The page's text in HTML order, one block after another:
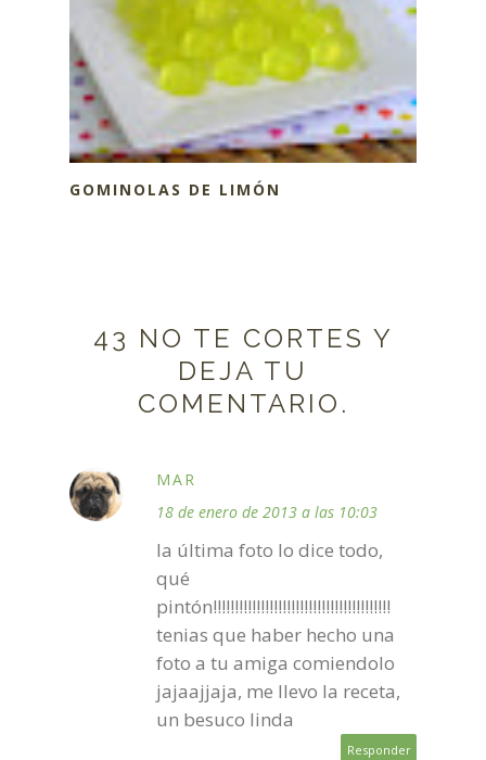
GOMINOLAS DE LIMÓN
43 NO TE CORTES Y
DEJA TU
COMENTARIO.
MAR
18 de enero de 2013 a las 10:03
la última foto lo dice todo,
qué
pintón!!!!!!!!!!!!!!!!!!!!!!!!!!!!!!!!!!!!!!!!!
tenias que haber hecho una
foto a tu amiga comiendolo
jajaajjaja, me llevo la receta,
un besuco linda
Responder